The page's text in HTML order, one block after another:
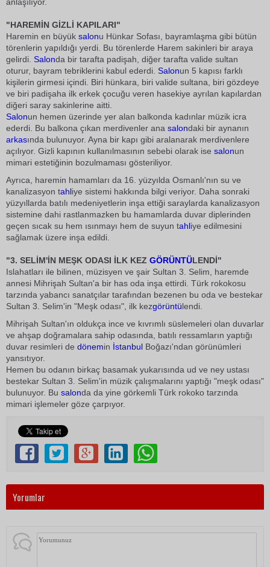
"HAREMİN GİZLİ KAPILARI"
Haremin en büyük salonu Hünkar Sofası, bayramlaşma gibi bütün
törenlerin yapıldığı yerdi. Bu törenlerde Harem sakinleri bir araya
gelirdi. Salonda bir tarafta padişah, diğer tarafta valide sultan
oturur, bayram tebriklerini kabul ederdi. Salonun 5 kapısı farklı
kişilerin girmesi içindi. Biri hünkara, biri valide sultana, biri gözdeye
ve biri padişaha ilk erkek çocuğu veren hasekiye ayrılan kapılardan
diğeri saray sakinlerine aitti.
Salonun hemen üzerinde yer alan balkonda kadınlar müzik icra
ederdi. Bu balkona çıkan merdivenler ana salondaki bir aynanın
arkasında bulunuyor. Ayna bir kapı gibi aralanarak merdivenlere
açılıyor. Gizli kapının kullanılmasının sebebi olarak ise salonun
mimari estetiğinin bozulmaması gösteriliyor.
Ayrıca, haremin hamamları da 16. yüzyılda Osmanlı'nın su ve
kanalizasyon tahliye sistemi hakkında bilgi veriyor. Daha sonraki
yüzyıllarda batılı medeniyetlerin inşa ettiği saraylarda kanalizasyon
sistemine dahi rastlanmazken bu hamamlarda duvar diplerinden
geçen sıcak su hem ısınmayı hem de suyun tahliye edilmesini
sağlamak üzere inşa edildi.
"3. SELİM'İN MEŞK ODASI İLK KEZ GÖRÜNTÜLENDİ"
Islahatları ile bilinen, müzisyen ve şair Sultan 3. Selim, haremde
annesi Mihrişah Sultan'a bir has oda inşa ettirdi. Türk rokokosu
tarzında yabancı sanatçılar tarafından bezenen bu oda ve bestekar
Sultan 3. Selim'in "Meşk odası", ilk kezgörüntülendi.
Mihrişah Sultan'ın oldukça ince ve kıvrımlı süslemeleri olan duvarlar
ve ahşap doğramalara sahip odasında, batılı ressamların yaptığı
duvar resimleri de dönemin İstanbul Boğazı'ndan görünümleri
yansıtıyor.
Hemen bu odanın birkaç basamak yukarısında ud ve ney ustası
bestekar Sultan 3. Selim'in müzik çalışmalarını yaptığı "meşk odası"
bulunuyor. Bu salonda da yine görkemli Türk rokoko tarzında
mimari işlemeler göze çarpıyor.
Yorumlar